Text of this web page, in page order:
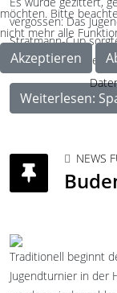
vergossen: Das
Stratmann-Cup
Emotionen auf dem
Weiterlesen:
NEWS
Traditionell beginnt
Jugendturnier in der
möchten. Bitte
nicht mehr alle
Akzeptieren